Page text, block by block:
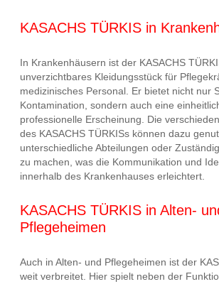
KASACHS TÜRKIS in
In Krankenhäusern ist der KASACHS
unverzichtbares Kleidungsstück für
medizinisches Personal. Er bietet nicht nur
Kontamination, sondern auch eine
professionelle Erscheinung. Die
des KASACHS TÜRKISs können dazu
unterschiedliche Abteilungen oder
zu machen, was die Kommunikation und
innerhalb des Krankenhauses erleichtert.
KASACHS TÜRKIS in Alten-
Pflegeheimen
Auch in Alten- und Pflegeheimen ist der
weit verbreitet. Hier spielt neben der